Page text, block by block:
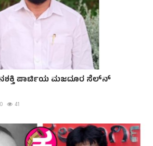
ಪಾರ್ಟಿಯ ಮಜದೂರ ಸೆಲ್‌ನ್
0 41